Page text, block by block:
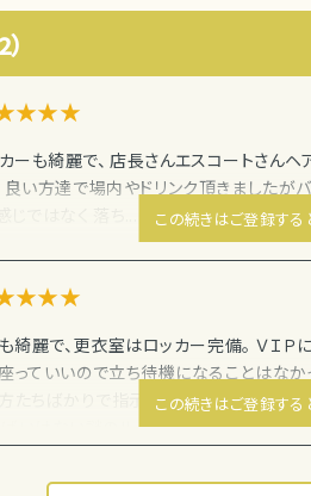
ーも綺麗で、 店長さんエスコートさん
い方達で場内やドリンク頂きましたが
この続きはご登録する
綺麗で、更衣室はロッカー完備。 ＶＩ
っていいので立ち待機になることはな
たちばかりで指示も的確。 席に着く前に
ばいけない謎のルールがあり最初は慣れ
この続きはご登録する